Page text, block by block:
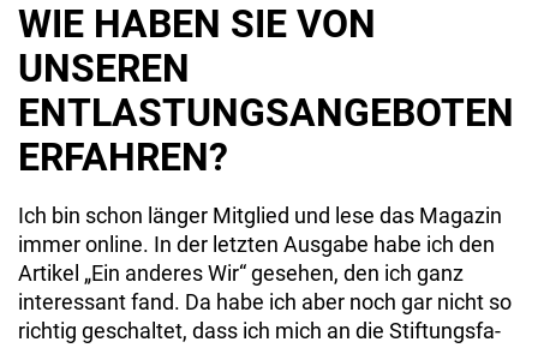
WIE HABEN SIE VON
UNSEREN
ENTLASTUNGSAN­GEBOTEN
ERFAHREN?
Ich bin schon länger Mitglied und lese das Magazin
immer online. In der letzten Aus­gabe habe ich den
Artikel „Ein anderes Wir“ gesehen, den ich ganz
interessant fand. Da habe ich aber noch gar nicht so
richtig ge­schaltet, dass ich mich an die Stiftungsfa­